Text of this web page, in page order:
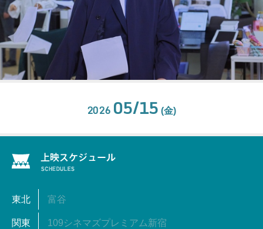
2026 05/15 (金)
東北 富谷
関東 109シネマズプレミアム新宿